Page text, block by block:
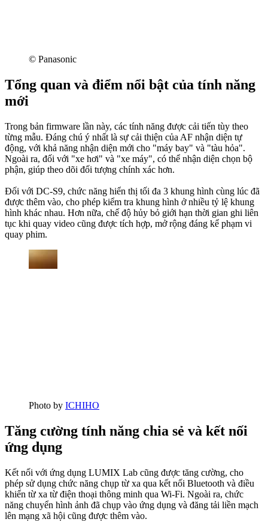
© Panasonic
Tổng quan và điểm nổi bật của tính năng
mới
Trong bản firmware lần này, các tính năng được cải tiến tùy theo
từng mẫu. Đáng chú ý nhất là sự cải thiện của AF nhận diện tự
động, với khả năng nhận diện mới cho "máy bay" và "tàu hỏa".
Ngoài ra, đối với "xe hơi" và "xe máy", có thể nhận diện chọn bộ
phận, giúp theo dõi đối tượng chính xác hơn.
Đối với DC-S9, chức năng hiển thị tối đa 3 khung hình cùng lúc đã
được thêm vào, cho phép kiểm tra khung hình ở nhiều tỷ lệ khung
hình khác nhau. Hơn nữa, chế độ hủy bỏ giới hạn thời gian ghi liên
tục khi quay video cũng được tích hợp, mở rộng đáng kể phạm vi
quay phim.
Photo by ICHIHO
Tăng cường tính năng chia sẻ và kết nối
ứng dụng
Kết nối với ứng dụng LUMIX Lab cũng được tăng cường, cho
phép sử dụng chức năng chụp từ xa qua kết nối Bluetooth và điều
khiển từ xa từ điện thoại thông minh qua Wi-Fi. Ngoài ra, chức
năng chuyển hình ảnh đã chụp vào ứng dụng và đăng tải liền mạch
lên mạng xã hội cũng được thêm vào.